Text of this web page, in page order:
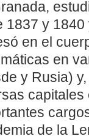
1837 y
en el
en
y Rusia)
capitales
de la